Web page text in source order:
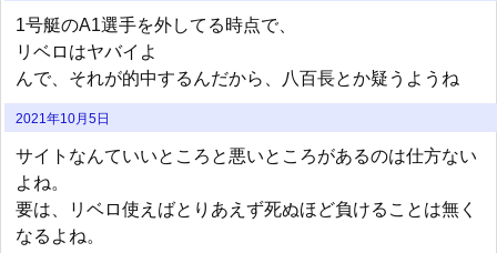
1号艇のA1選手を外してる時点で、
リベロはヤバイよ
んで、それが的中するんだから、八百長とか疑うようね
2021年10月5日
サイトなんていいところと悪いところがあるのは仕方ない
よね。
要は、リベロ使えばとりあえず死ぬほど負けることは無く
なるよね。